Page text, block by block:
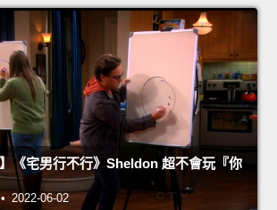
《宅男行不行》Sheldon 超不會玩『你
2022-06-02